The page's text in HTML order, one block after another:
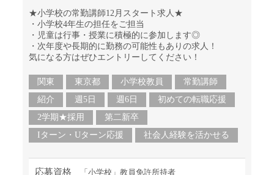
★小学校の常勤講師12月スタート求人★
・小学校4年生の担任をご担当
・児童は行事・授業に積極的に参加します◎
・次年度や長期的に勤務の可能性もありの求人！
気になる方はぜひエントリーしてください！
関東 東京都 小学校教員
常勤講師
紹介
週5日 週6日
初めての転職応援
2学期★採用
第二新卒
Iターン・Uターン応援
社会人経験を活かせる
応募資格 「小学校」教員免許所持者